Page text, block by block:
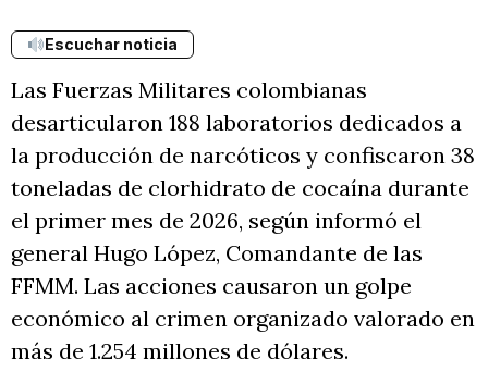
Escuchar noticia
Las Fuerzas Militares colombianas
desarticularon 188 laboratorios dedicados a
la producción de narcóticos y confiscaron 38
toneladas de clorhidrato de cocaína durante
el primer mes de 2026, según informó el
general Hugo López, Comandante de las
FFMM. Las acciones causaron un golpe
económico al crimen organizado valorado en
más de 1.254 millones de dólares.